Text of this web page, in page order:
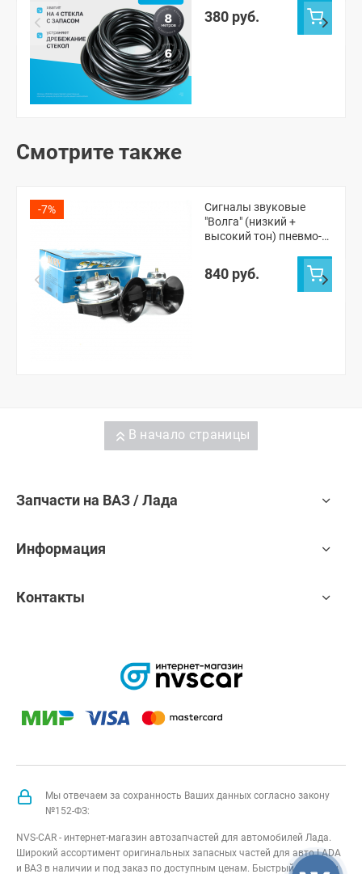
(черная, 8 метров)
380 руб.
Смотрите также
-7%
Сигналы звуковые
"Волга" (низкий +
высокий тон) пневмо-
840 руб.
В начало страницы
Запчасти на ВАЗ / Лада
Информация
Контакты
Мы отвечаем за сохранность Ваших данных согласно закону
№152-ФЗ:
NVS-CAR - интернет-магазин автозапчастей для автомобилей Лада.
Широкий ассортимент оригинальных запасных частей для авто LADA
и ВАЗ в наличии и под заказ по доступным ценам. Быстрый подбор и